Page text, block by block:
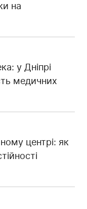
на
у Дніпрі
медичних
центрі: як